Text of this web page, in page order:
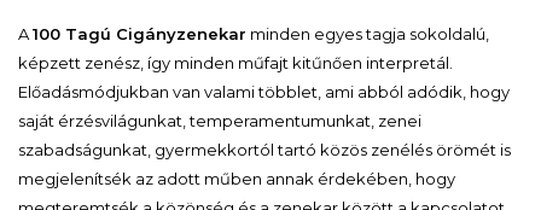
A100 Tagú Cigányzenekar minden egyes tagja sokoldalú,
képzett zenész, így minden műfajt kitűnően interpretál.
Előadásmódjukban van valami többlet, ami abból adódik, hogy
saját érzésvilágunkat, temperamentumunkat, zenei
szabadságunkat, gyermekkortól tartó közös zenélés örömét is
megjelenítsék az adott műben annak érdekében, hogy